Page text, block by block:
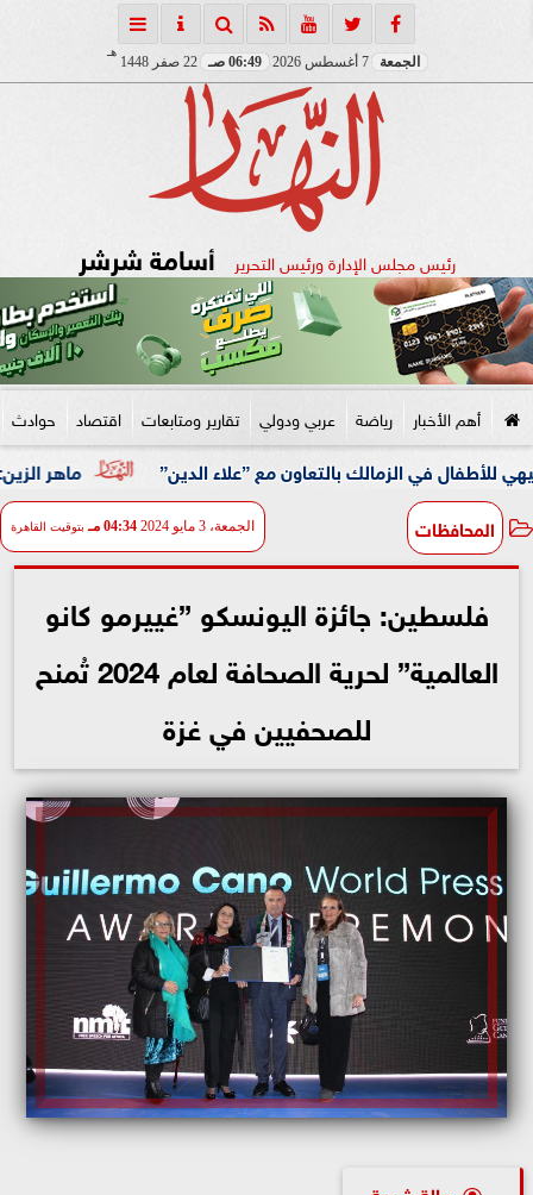
الجمعة 7 أغسطس 2026 06:49 صـ 22 صفر 1448
هـ
رئيس مجلس الإدارة ورئيس التحرير أسامة شرشر
أهم الأخبار رياضة عربي ودولي تقارير ومتابعات اقتصاد حوادث
ماهر الزين: 25 حافلة تُعيد 1250 سودانيًا ضمن الفوج الـ41.. والالتزام بوثائق السفر عزز انسيابية العودة الطوعية الزمالك بالتعاون مع ”علاء الدين”
المحافظات الجمعة، 3 مايو 2024 04:34 مـ بتوقيت القاهرة
فلسطين: جائزة اليونسكو ”غييرمو كانو
العالمية” لحرية الصحافة لعام 2024 تُمنح
للصحفيين في غزة